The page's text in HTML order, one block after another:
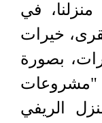
في
خيرات
بصورة
"مشروعات
الريفي